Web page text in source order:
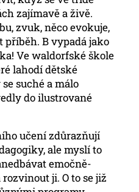
zajímavě a živě.
zvuk, něco evokuje,
B vypadá jako
Ve waldorfské škole
lahodí dětské
suché a málo
do ilustrované
učení zdůrazňují
ale myslí to
emočně-
ji. O to se již